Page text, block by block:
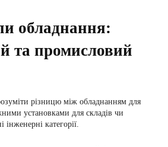
обладнання:
та промисловий
різницю між обладнанням для
установками для складів чи
інженерні категорії.